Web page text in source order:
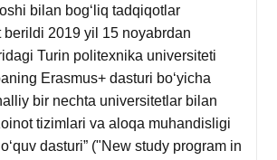
bilan bog‘liq tadqiqotlar
berildi 2019 yil 15 noyabrdan
Turin politexnika universiteti
Erasmus+ dasturi bo‘yicha
bir nechta universitetlar bilan
tizimlari va aloqa muhandisligi
dasturi” ("New study program in